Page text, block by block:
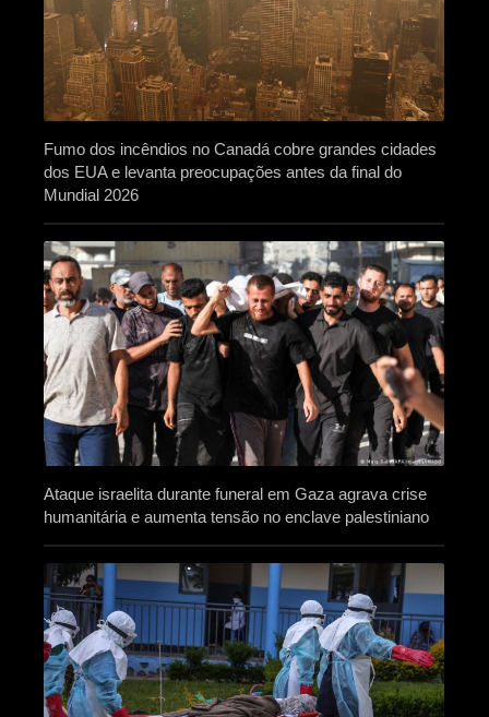
Fumo dos incêndios no Canadá cobre grandes cidades
dos EUA e levanta preocupações antes da final do
Mundial 2026
Ataque israelita durante funeral em Gaza agrava crise
humanitária e aumenta tensão no enclave palestiniano